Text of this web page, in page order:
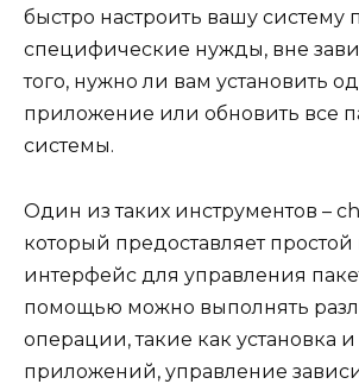
быстро настроить вашу систему
специфические нужды, вне
того, нужно ли вам установить
приложение или обновить все
системы.
Один из таких инструментов –
который предоставляет
интерфейс для управления
помощью можно выполнять
операции, такие как установка
приложений, управление